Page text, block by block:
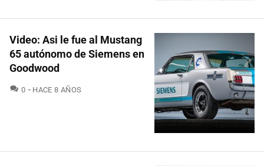
Video: Asi le fue al Mustang
65 autónomo de Siemens en
Goodwood
0 COMENTARIOS
HACE 8 AÑOS